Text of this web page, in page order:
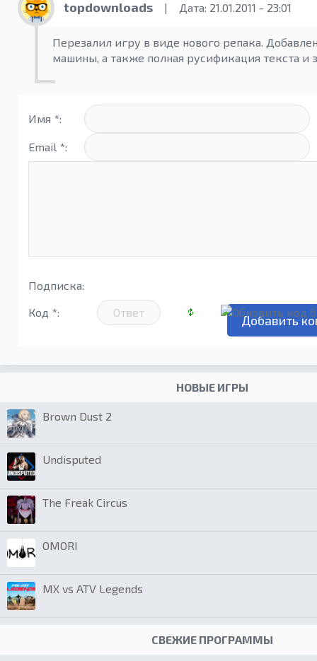
topdownloads | Дата: 21.01.2011 - 23:01
Перезалил игру в виде нового репака.
машины, а также полная русификация текста и
Имя *:
Email *:
Подписка:
Код *:
НОВЫЕ ИГРЫ
Brown Dust 2
Undisputed
The Freak Circus
OMORI
MX vs ATV Legends
СВЕЖИЕ ПРОГРАММЫ